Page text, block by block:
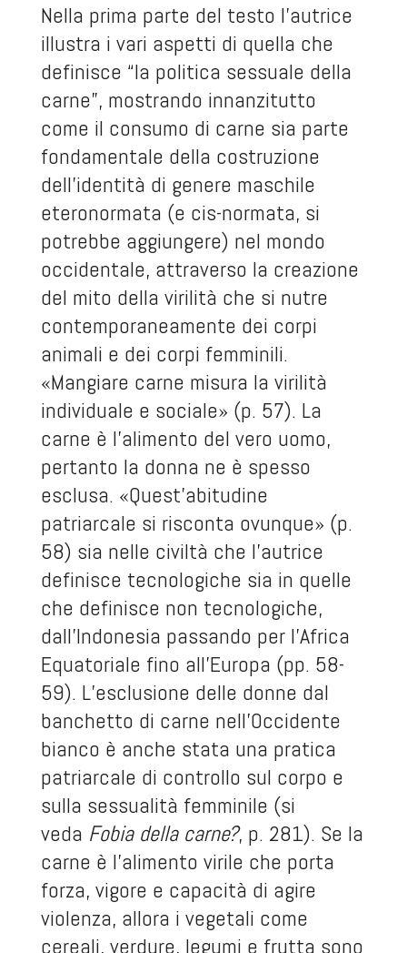
Nella prima parte del testo l’autrice
illustra i vari aspetti di quella che
definisce “la politica sessuale della
carne”, mostrando innanzitutto
come il consumo di carne sia parte
fondamentale della costruzione
dell’identità di genere maschile
eteronormata (e cis-normata, si
potrebbe aggiungere) nel mondo
occidentale, attraverso la creazione
del mito della virilità che si nutre
contemporaneamente dei corpi
animali e dei corpi femminili.
«Mangiare carne misura la virilità
individuale e sociale» (p. 57). La
carne è l’alimento del vero uomo,
pertanto la donna ne è spesso
esclusa. «Quest’abitudine
patriarcale si risconta ovunque» (p.
58) sia nelle civiltà che l’autrice
definisce tecnologiche sia in quelle
che definisce non tecnologiche,
dall’Indonesia passando per l’Africa
Equatoriale fino all’Europa (pp. 58-
59). L’esclusione delle donne dal
banchetto di carne nell’Occidente
bianco è anche stata una pratica
patriarcale di controllo sul corpo e
sulla sessualità femminile (si
veda Fobia della carne?, p. 281). Se la
carne è l’alimento virile che porta
forza, vigore e capacità di agire
violenza, allora i vegetali come
cereali, verdure, legumi e frutta sono